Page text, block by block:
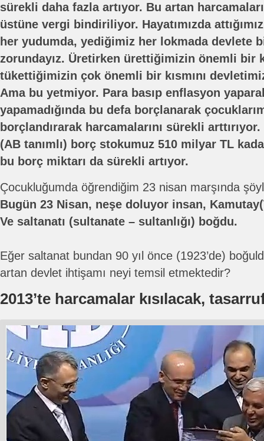
sürekli daha fazla artıyor. Bu artan
üstüne vergi bindiriliyor. Hayatımızda
her yudumda, yediğimiz her lokmada devlete
zorundayız. Üretirken ürettiğimizin önemli bir
tükettiğimizin çok önemli bir kısmını
Ama bu yetmiyor. Para basıp enflasyon
yapamadığında bu defa borçlanarak
borçlandırarak harcamalarını sürekli
(AB tanımlı) borç stokumuz 510 milyar TL
bu borç miktarı da sürekli artıyor.
Çocukluğumda öğrendiğim 23 nisan marşında
Bugün 23 Nisan, neşe doluyor insan,
Ve saltanatı (sultanate – sultanlığı) boğdu.
Eğer saltanat bundan 90 yıl önce (1923’de)
artan devlet ihtişamı neyi temsil etmektedir?
2013’te harcamalar kısılacak,